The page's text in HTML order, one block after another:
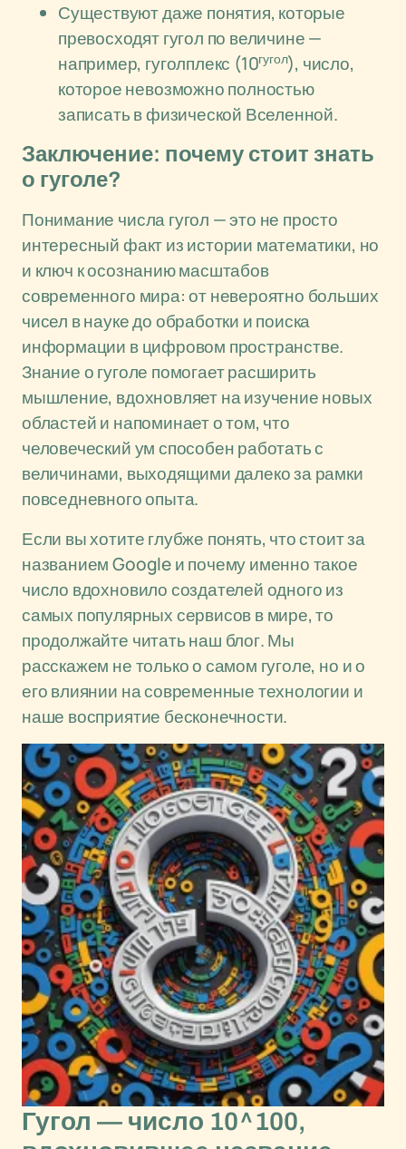
Существуют даже понятия, которые
превосходят гугол по величине —
например, гуголплекс (10гугол), число,
которое невозможно полностью
записать в физической Вселенной.
Заключение: почему стоит знать
о гуголе?
Понимание числа гугол — это не просто
интересный факт из истории математики, но
и ключ к осознанию масштабов
современного мира: от невероятно больших
чисел в науке до обработки и поиска
информации в цифровом пространстве.
Знание о гуголе помогает расширить
мышление, вдохновляет на изучение новых
областей и напоминает о том, что
человеческий ум способен работать с
величинами, выходящими далеко за рамки
повседневного опыта.
Если вы хотите глубже понять, что стоит за
названием Google и почему именно такое
число вдохновило создателей одного из
самых популярных сервисов в мире, то
продолжайте читать наш блог. Мы
расскажем не только о самом гуголе, но и о
его влиянии на современные технологии и
наше восприятие бесконечности.
Гугол — число 10^100,